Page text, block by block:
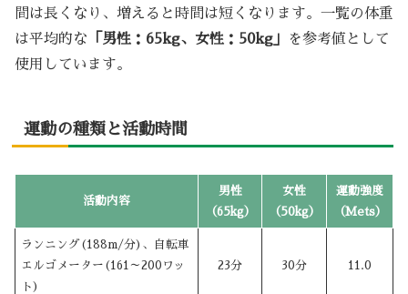
間は長くなり、増えると時間は短くなります。一覧の体重
は平均的な 「男性：65kg、女性：50kg」
を参考値として
使用しています。
運動の種類と活動時間
活動内容
男性
（65kg）
女性
（50kg）
運動強度
（Mets）
ランニング(188m/分)、自転車
エルゴメーター(161～200ワッ
ト)
23分 30分 11.0